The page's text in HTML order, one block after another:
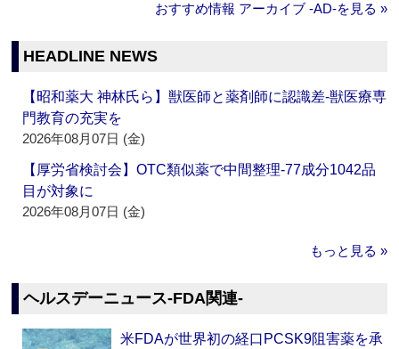
おすすめ情報 アーカイブ ‐AD‐を見る »
HEADLINE NEWS
【昭和薬大 神林氏ら】獣医師と薬剤師に認識差‐獣医療専
門教育の充実を
2026年08月07日 (金)
【厚労省検討会】OTC類似薬で中間整理‐77成分1042品
目が対象に
2026年08月07日 (金)
もっと見る »
ヘルスデーニュース‐FDA関連‐
米FDAが世界初の経口PCSK9阻害薬を承